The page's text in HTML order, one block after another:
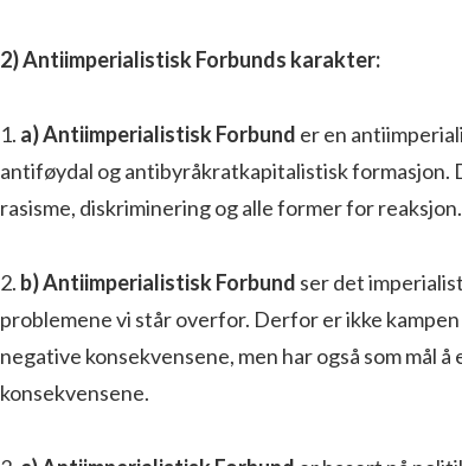
2) Antiimperialistisk Forbunds karakter:
1. a) Antiimperialistisk Forbund er en
antiføydal og antibyråkratkapitalistisk formasjon.
rasisme, diskriminering og alle former for reaksjon.
2. b) Antiimperialistisk Forbund ser det
problemene vi står overfor. Derfor er ikke
negative konsekvensene, men har også som mål
konsekvensene.